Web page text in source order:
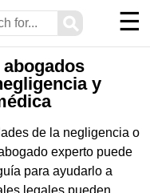
⚲ ☰
y
de la negligencia o
experto puede
para ayudarlo a
legales pueden